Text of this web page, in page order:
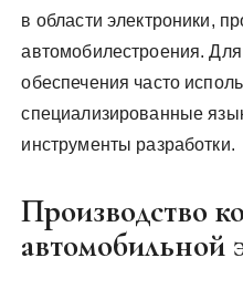
в области электроники,
автомобилестроения.
обеспечения часто
специализированные
инструменты разработки.
Производство
автомобильной